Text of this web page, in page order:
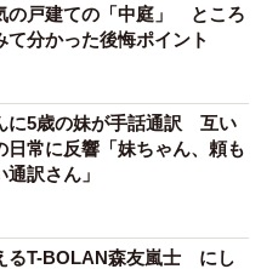
の戸建ての「中庭」 ところ
分かった後悔ポイント
に5歳の妹が手話通訳 互い
日常に反響「妹ちゃん、頼も
訳さん」
るT-BOLAN森友嵐士 にし